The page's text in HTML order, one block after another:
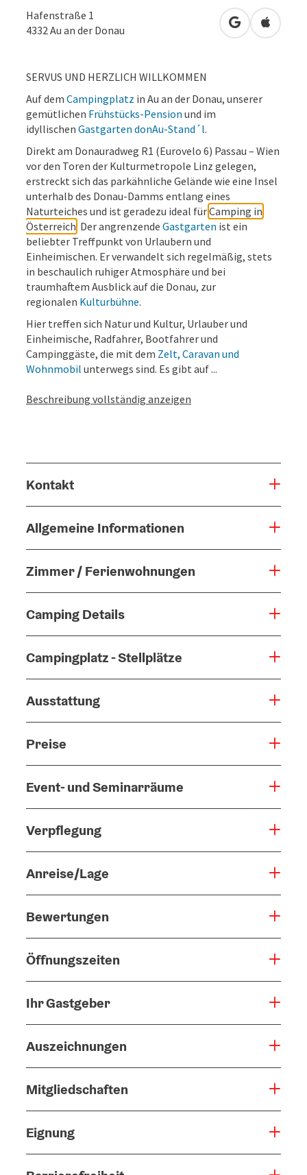
Hafenstraße 1
4332 Au an der Donau in Google
in
SERVUS UND HERZLICH WILLKOMMEN
Auf dem Campingplatz in Au an der Donau, unserer
gemütlichen Frühstücks-Pension und im
idyllischen Gastgarten donAu-Stand´l.
Direkt am Donauradweg R1 (Eurovelo 6) Passau – Wien
vor den Toren der Kulturmetropole Linz gelegen,
erstreckt sich das parkähnliche Gelände wie eine Insel
unterhalb des Donau-Damms entlang eines
Naturteiches und ist geradezu ideal fürCamping in
Österreich . Der angrenzende Gastgarten ist ein
beliebter Treffpunkt von Urlaubern und
Einheimischen. Er verwandelt sich regelmäßig, stets
in beschaulich ruhiger Atmosphäre und bei
traumhaftem Ausblick auf die Donau, zur
regionalen Kulturbühne.
Hier treffen sich Natur und Kultur, Urlauber und
Einheimische, Radfahrer, Bootfahrer und
Campinggäste, die mit dem Zelt, Caravan und
Wohnmobil unterwegs sind. Es gibt auf ...
Beschreibung vollständig anzeigen
Kontakt
Allgemeine Informationen
Zimmer / Ferienwohnungen
Camping Details
Campingplatz - Stellplätze
Ausstattung
Preise
Event- und Seminarräume
Verpflegung
Anreise/Lage
Bewertungen
Öffnungszeiten
Ihr Gastgeber
Auszeichnungen
Mitgliedschaften
Eignung